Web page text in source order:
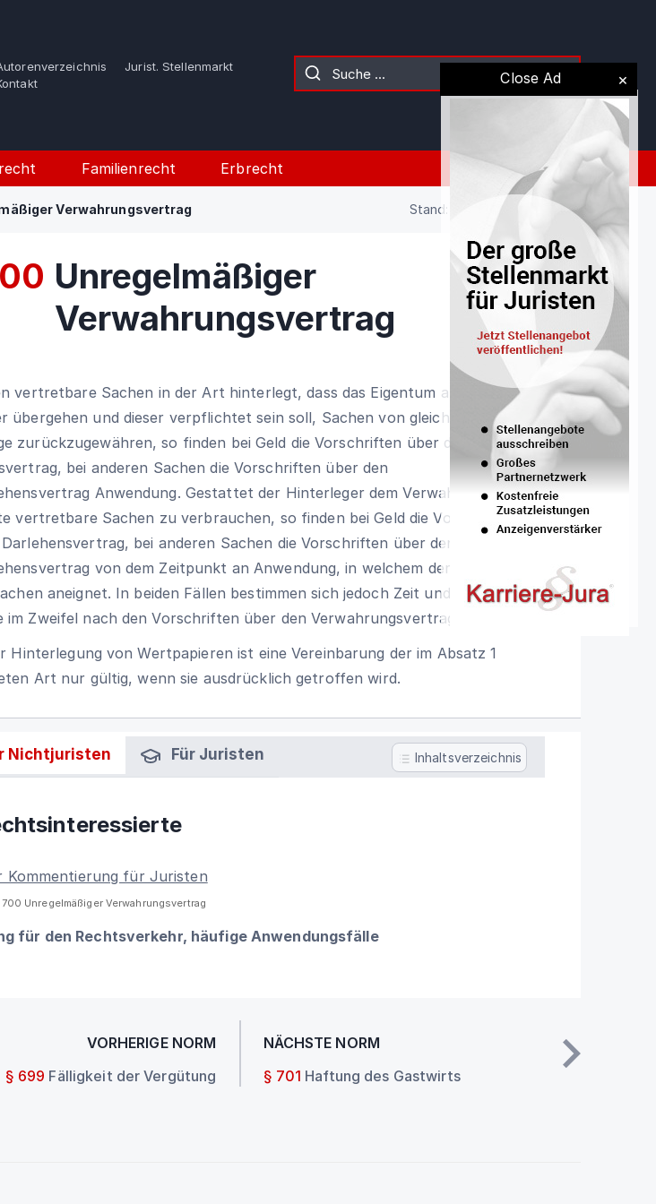
Jurist. Stellenmarkt
Familienrecht Erbrecht
Verwahrungsvertrag Stand: 02.08.2026 (Gesetz)
Close Ad
Unregelmäßiger
Verwahrungsvertrag
vertretbare Sachen in der Art hinterlegt, dass das Eigentum auf den
übergehen und dieser verpflichtet sein soll, Sachen von gleicher Art, Güte
zurückzugewähren, so finden bei Geld die Vorschriften über den
bei anderen Sachen die Vorschriften über den
Anwendung. Gestattet der Hinterleger dem Verwahrer,
vertretbare Sachen zu verbrauchen, so finden bei Geld die Vorschriften
bei anderen Sachen die Vorschriften über den
von dem Zeitpunkt an Anwendung, in welchem der Verwahrer
aneignet. In beiden Fällen bestimmen sich jedoch Zeit und Ort der
im Zweifel nach den Vorschriften über den Verwahrungsvertrag.
Hinterlegung von Wertpapieren ist eine Vereinbarung der im Absatz 1
Art nur gültig, wenn sie ausdrücklich getroffen wird.
Nichtjuristen Für Juristen Inhaltsverzeichnis
Kommentierung für Juristen
700 Unregelmäßiger Verwahrungsvertrag
für den Rechtsverkehr, häufige Anwendungsfälle
VORHERIGE NORM
§ 699 Fälligkeit der Vergütung
NÄCHSTE NORM
§ 701 Haftung des Gastwirts